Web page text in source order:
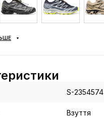
S-2354574
Взуття